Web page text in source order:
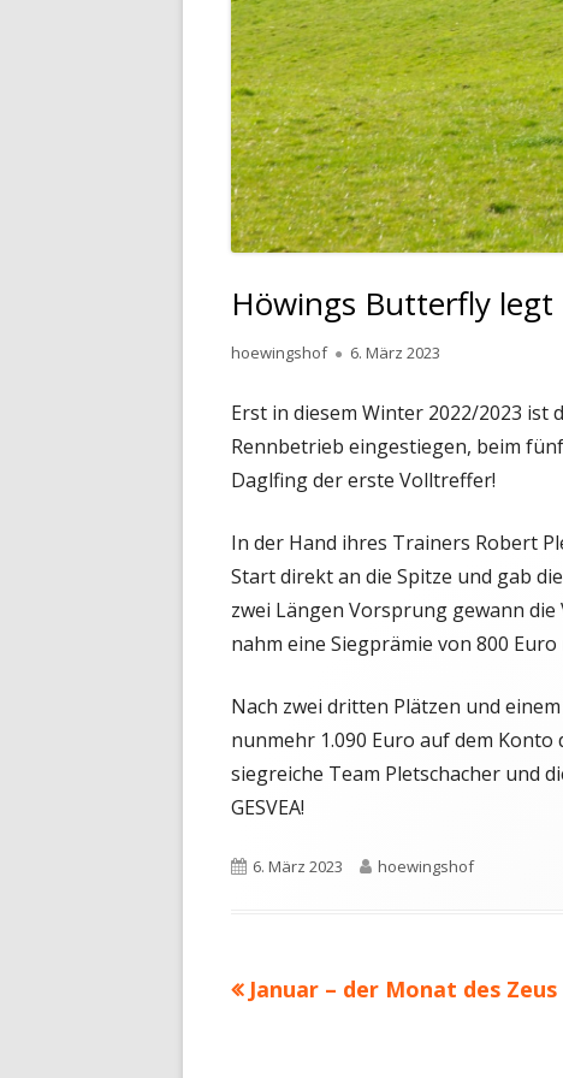
Höwings Butterfly
Autor
hoewingshof
Veröffentlicht
6. März 2023
Erst in diesem Winter 2022/2023 ist
Rennbetrieb eingestiegen, beim
Daglfing der erste Volltreffer!
In der Hand ihres Trainers Robert
Start direkt an die Spitze und gab
zwei Längen Vorsprung gewann
nahm eine Siegprämie von 800
Nach zwei dritten Plätzen und
nunmehr 1.090 Euro auf dem Konto
siegreiche Team Pletschacher und
GESVEA!
Veröffentlicht
6. März 2023 Autor
hoewingshof
Beitragsnavigation
Vorheriger
Januar – der Monat des Zeus